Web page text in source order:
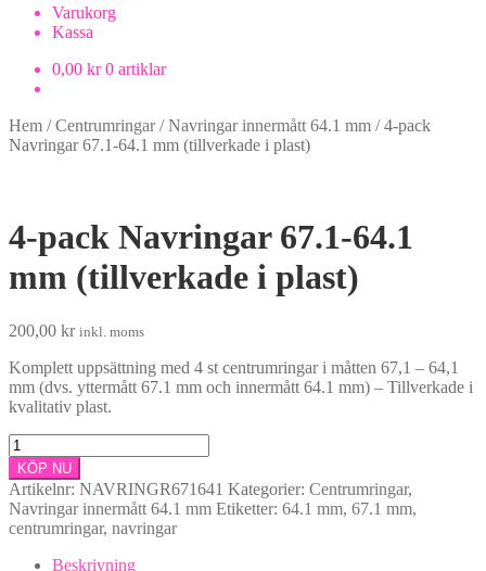
Varukorg
Kassa
0,00 kr 0 artiklar
Hem /Centrumringar/Navringar innermått 64.1 mm /4-pack
Navringar 67.1-64.1 mm (tillverkade i plast)
4-pack Navringar 67.1-64.1
mm (tillverkade i plast)
200,00 kr inkl. moms
Komplett uppsättning med 4 st centrumringar i måtten 67,1 – 64,1
mm (dvs. yttermått 67.1 mm och innermått 64.1 mm) – Tillverkade i
kvalitativ plast.
4-
pack
Navringar
67.1-
64.1
mm
(tillverkade
KÖP NU
Artikelnr: NAVRINGR671641 Kategorier: Centrumringar,
Navringar innermått 64.1 mm Etiketter: 64.1 mm, 67.1 mm,
centrumringar, navringar
Beskrivning